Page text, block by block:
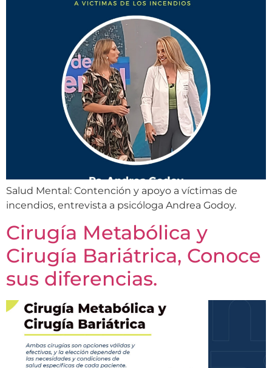
Salud Mental: Contención y apoyo a víctimas de
incendios, entrevista a psicóloga Andrea Godoy.
Cirugía Metabólica y
Cirugía Bariátrica, Conoce
sus diferencias.